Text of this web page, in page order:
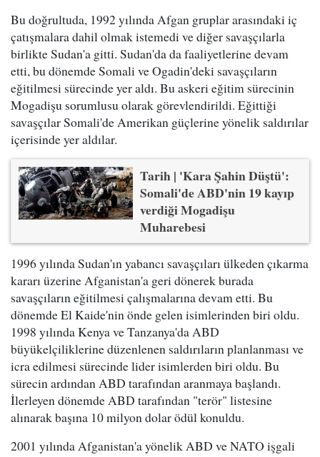
Bu doğrultuda, 1992 yılında Afgan gruplar arasındaki iç
çatışmalara dahil olmak istemedi ve diğer savaşçılarla
birlikte Sudan'a gitti. Sudan'da da faaliyetlerine devam
etti, bu dönemde Somali ve Ogadin'deki savaşçıların
eğitilmesi sürecinde yer aldı. Bu askeri eğitim sürecinin
Mogadişu sorumlusu olarak görevlendirildi. Eğittiği
savaşçılar Somali'de Amerikan güçlerine yönelik saldırılar
içerisinde yer aldılar.
Tarih | 'Kara Şahin Düştü':
Somali'de ABD'nin 19 kayıp
verdiği Mogadişu
Muharebesi
1996 yılında Sudan'ın yabancı savaşçıları ülkeden çıkarma
kararı üzerine Afganistan'a geri dönerek burada
savaşçıların eğitilmesi çalışmalarına devam etti. Bu
dönemde El Kaide'nin önde gelen isimlerinden biri oldu.
1998 yılında Kenya ve Tanzanya'da ABD
büyükelçiliklerine düzenlenen saldırıların planlanması ve
icra edilmesi sürecinde lider isimlerden biri oldu. Bu
sürecin ardından ABD tarafından aranmaya başlandı.
İlerleyen dönemde ABD tarafından "terör" listesine
alınarak başına 10 milyon dolar ödül konuldu.
2001 yılında Afganistan'a yönelik ABD ve NATO işgali